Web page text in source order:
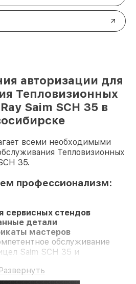
авторизации для
Тепловизионных
Saim SCH 35 в
всеми необходимыми
Тепловизионных
35.
профессионализм:
сервисных стендов
детали
мастеров
обслуживание
Saim SCH 35 и
Развернуть